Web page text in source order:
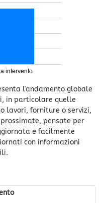
intervento
l'andamento globale
in particolare quelle
lavori, forniture o servizi,
pensate per
e facilmente
con informazioni